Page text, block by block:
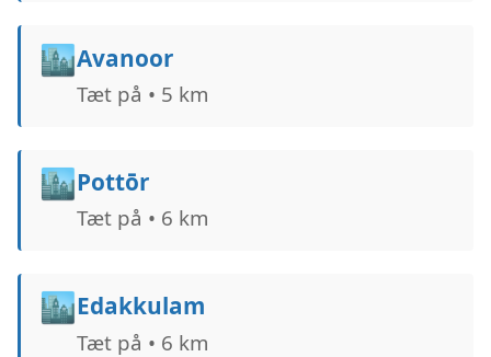
🏙️Avanoor
Tæt på • 5 km
🏙️Pottōr
Tæt på • 6 km
🏙️Edakkulam
Tæt på • 6 km